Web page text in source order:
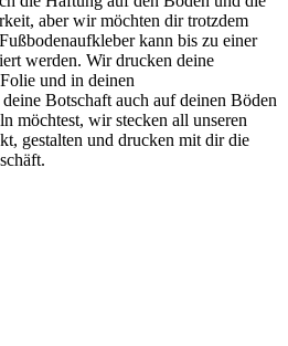
aber wir möchten dir trotzdem
kann bis zu einer
werden. Wir drucken deine
und in deinen
Botschaft auch auf deinen Böden
möchtest, wir stecken all unseren
gestalten und drucken mit dir die